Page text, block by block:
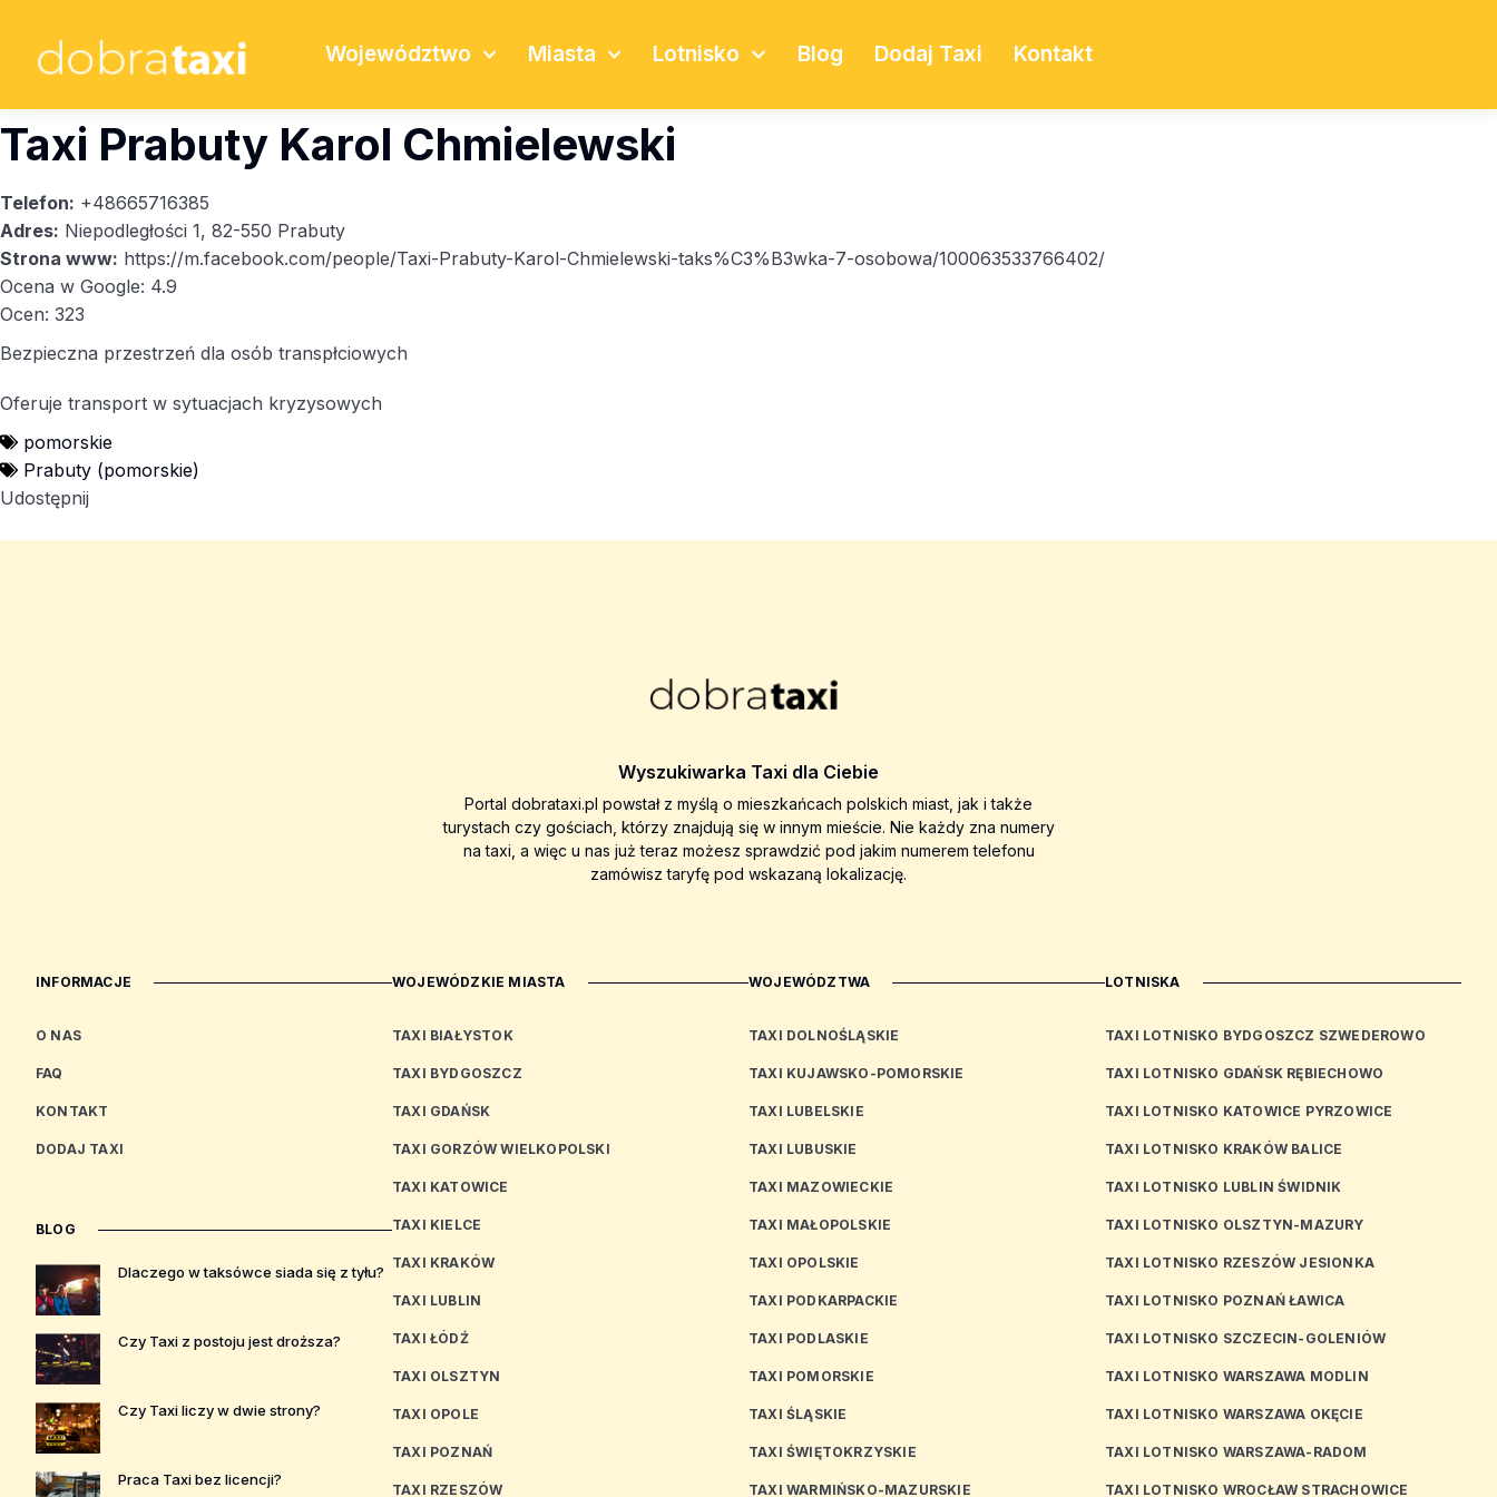
Województwo Miasta Lotnisko Blog Dodaj Taxi Kontakt
Taxi Prabuty Karol Chmielewski
Telefon: +48665716385
Adres: Niepodległości 1, 82-550 Prabuty
Strona www: https://m.facebook.com/people/Taxi-Prabuty-Karol-Chmielewski-taks%C3%B3wka-7-osobowa/100063533766402/
Ocena w Google: 4.9
Ocen: 323
Bezpieczna przestrzeń dla osób transpłciowych
Oferuje transport w sytuacjach kryzysowych
pomorskie
Prabuty (pomorskie)
Udostępnij
Wyszukiwarka Taxi dla Ciebie
Portal dobrataxi.pl powstał z myślą o mieszkańcach polskich miast, jak i także
turystach czy gościach, którzy znajdują się w innym mieście. Nie każdy zna numery
na taxi, a więc u nas już teraz możesz sprawdzić pod jakim numerem telefonu
zamówisz taryfę pod wskazaną lokalizację.
INFORMACJE
O NAS
FAQ
KONTAKT
DODAJ TAXI
BLOG
Dlaczego w taksówce siada się z tyłu?
Czy Taxi z postoju jest droższa?
Czy Taxi liczy w dwie strony?
Praca Taxi bez licencji?
WOJEWÓDZKIE MIASTA
TAXI BIAŁYSTOK
TAXI BYDGOSZCZ
TAXI GDAŃSK
TAXI GORZÓW WIELKOPOLSKI
TAXI KATOWICE
TAXI KIELCE
TAXI KRAKÓW
TAXI LUBLIN
TAXI ŁÓDŹ
TAXI OLSZTYN
TAXI OPOLE
TAXI POZNAŃ
TAXI RZESZÓW
WOJEWÓDZTWA
TAXI DOLNOŚLĄSKIE
TAXI KUJAWSKO-POMORSKIE
TAXI LUBELSKIE
TAXI LUBUSKIE
TAXI MAZOWIECKIE
TAXI MAŁOPOLSKIE
TAXI OPOLSKIE
TAXI PODKARPACKIE
TAXI PODLASKIE
TAXI POMORSKIE
TAXI ŚLĄSKIE
TAXI ŚWIĘTOKRZYSKIE
TAXI WARMIŃSKO-MAZURSKIE
LOTNISKA
TAXI LOTNISKO BYDGOSZCZ SZWEDEROWO
TAXI LOTNISKO GDAŃSK RĘBIECHOWO
TAXI LOTNISKO KATOWICE PYRZOWICE
TAXI LOTNISKO KRAKÓW BALICE
TAXI LOTNISKO LUBLIN ŚWIDNIK
TAXI LOTNISKO OLSZTYN-MAZURY
TAXI LOTNISKO RZESZÓW JESIONKA
TAXI LOTNISKO POZNAŃ ŁAWICA
TAXI LOTNISKO SZCZECIN-GOLENIÓW
TAXI LOTNISKO WARSZAWA MODLIN
TAXI LOTNISKO WARSZAWA OKĘCIE
TAXI LOTNISKO WARSZAWA-RADOM
TAXI LOTNISKO WROCŁAW STRACHOWICE